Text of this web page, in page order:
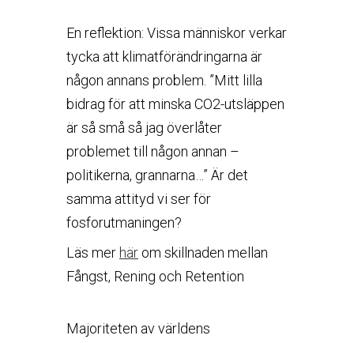
En reflektion: Vissa människor verkar
tycka att klimatförändringarna är
någon annans problem. ”Mitt lilla
bidrag för att minska CO2-utsläppen
är så små så jag överlåter
problemet till någon annan –
politikerna, grannarna…” Är det
samma attityd vi ser för
fosforutmaningen?
Läs mer här om skillnaden mellan
Fångst, Rening och Retention
Majoriteten av världens